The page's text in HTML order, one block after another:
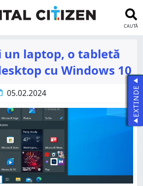
CAUTĂ
un laptop, o tabletă
cu Windows 10
05.02.2024 EXTINDE